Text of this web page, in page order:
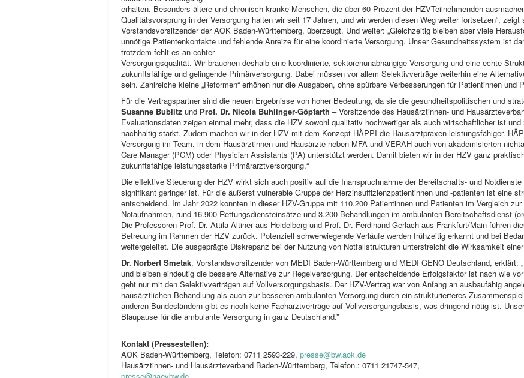
erhalten. Besonders ältere und chronisch kranke Menschen, die über 60 Prozent der HZVTeilnehmenden
Qualitätsvorsprung in der Versorgung halten wir seit 17 Jahren, und wir werden diesen Weg weiter fortsetzen“, zeigt
Vorstandsvorsitzender der AOK Baden-Württemberg, überzeugt. Und weiter: „Gleichzeitig bleiben aber viele
unnötige Patientenkontakte und fehlende Anreize für eine koordinierte Versorgung. Unser Gesundheitssystem ist
trotzdem fehlt es an echter
Versorgungsqualität. Wir brauchen deshalb eine koordinierte, sektorenunabhängige Versorgung und eine echte
zukunftsfähige und gelingende Primärversorgung. Dabei müssen vor allem Selektivverträge weiterhin eine
sein. Zahlreiche kleine „Reformen“ erhöhen nur die Ausgaben, ohne spürbare Verbesserungen für Patientinnen und
Für die Vertragspartner sind die neuen Ergebnisse von hoher Bedeutung, da sie die gesundheitspolitischen und
Susanne Bublitz und Prof. Dr. Nicola Buhlinger-Göpfarth – Vorsitzende des Hausärztinnen- und
Evaluationsdaten zeigen einmal mehr, dass die HZV sowohl qualitativ hochwertiger als auch wirtschaftlicher ist
nachhaltig stärkt. Zudem machen wir in der HZV mit dem Konzept HÄPPI die Hausarztpraxen leistungsfähiger.
Versorgung im Team, in dem Hausärztinnen und Hausärzte neben MFA und VERAH auch von akademisierten
Care Manager (PCM) oder Physician Assistants (PA) unterstützt werden. Damit bieten wir in der HZV ganz
zukunftsfähige leistungsstarke Primärarztversorgung.“
Die effektive Steuerung der HZV wirkt sich auch positiv auf die Inanspruchnahme der Bereitschafts- und
signifikant geringer ist. Für die äußerst vulnerable Gruppe der Herzinsuffizienzpatientinnen und -patienten ist eine
entscheidend. Im Jahr 2022 konnten in dieser HZV-Gruppe mit 110.200 Patientinnen und Patienten im Vergleich
Notaufnahmen, rund 16.900 Rettungsdiensteinsätze und 3.200 Behandlungen im ambulanten Bereitschaftsdienst
Die Professoren Prof. Dr. Attila Altiner aus Heidelberg und Prof. Dr. Ferdinand Gerlach aus Frankfurt/Main führen
Betreuung im Rahmen der HZV zurück. Potenziell schwerwiegende Verläufe werden frühzeitig erkannt und bei
weitergeleitet. Die ausgeprägte Diskrepanz bei der Nutzung von Notfallstrukturen unterstreicht die Wirksamkeit
Dr. Norbert Smetak, Vorstandsvorsitzender von MEDI Baden-Württemberg und MEDI GENO Deutschland, erklärt:
und bleiben eindeutig die bessere Alternative zur Regelversorgung. Der entscheidende Erfolgsfaktor ist nach wie
geht nur mit den Selektivverträgen auf Vollversorgungsbasis. Der HZV-Vertrag war von Anfang an ausbaufähig
hausärztlichen Behandlung als auch zur besseren ambulanten Versorgung durch ein strukturierteres
anderen Bundesländern gibt es noch keine Facharztverträge auf Vollversorgungsbasis, was dringend nötig ist.
Blaupause für die ambulante Versorgung in ganz Deutschland.”
Kontakt (Pressestellen):
AOK Baden-Württemberg, Telefon: 0711 2593-229, presse@bw.aok.de
Hausärztinnen- und Hausärzteverband Baden-Württemberg, Telefon.: 0711 21747-547,